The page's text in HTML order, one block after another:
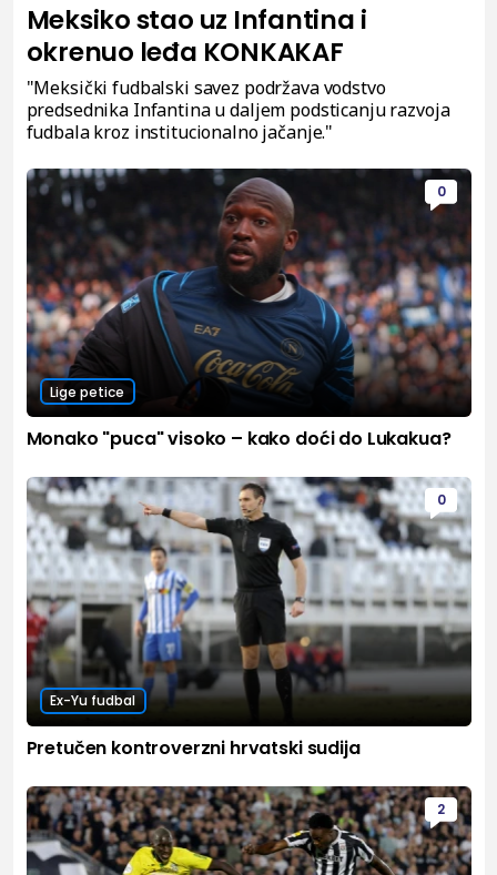
Meksiko stao uz Infantina i
okrenuo leđa KONKAKAF
"Meksički fudbalski savez podržava vodstvo
predsednika Infantina u daljem podsticanju razvoja
fudbala kroz institucionalno jačanje."
0
Lige petice
Monako "puca" visoko – kako doći do Lukakua?
0
Ex-Yu fudbal
Pretučen kontroverzni hrvatski sudija
2